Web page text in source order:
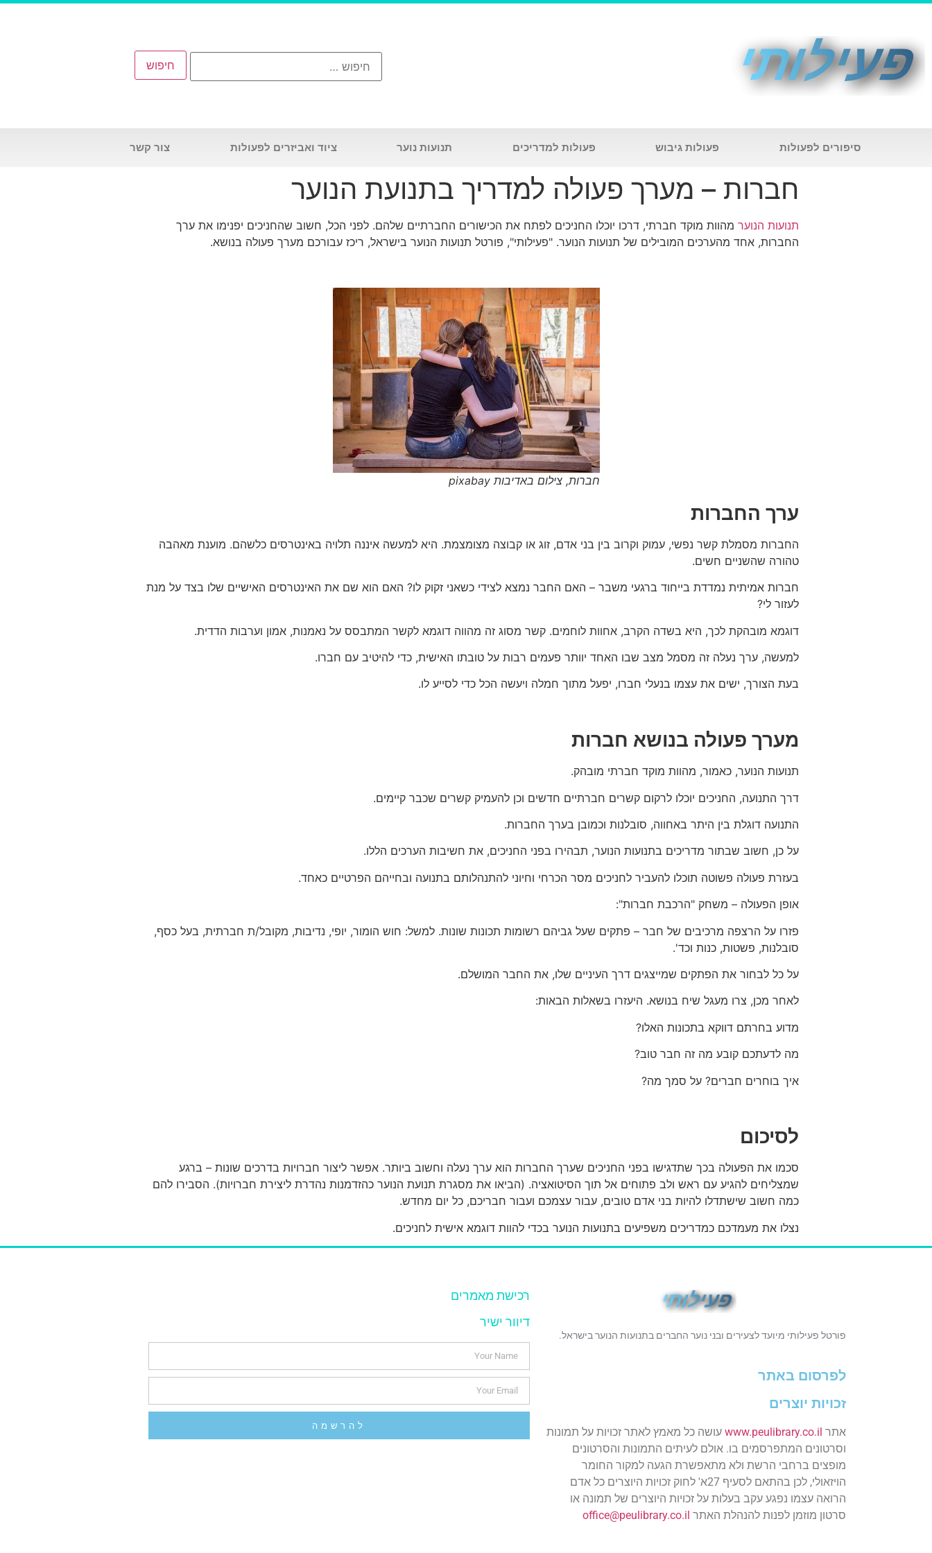
סיפורים לפעולות פעולות גיבוש פעולות למדריכים תנועות נוער ציוד ואביזרים לפעולות צור קשר
חברות – מערך פעולה למדריך בתנועת הנוער
תנועות הנוער מהוות מוקד חברתי, דרכו יוכלו החניכים לפתח את הכישורים החברתיים שלהם. לפני הכל, חשוב שהחניכים יפנימו את ערך
החברות, אחד מהערכים המובילים של תנועות הנוער. "פעילותי", פורטל תנועות הנוער בישראל, ריכז עבורכם מערך פעולה בנושא.
חברות, צילום באדיבות pixabay
ערך החברות
החברות מסמלת קשר נפשי, עמוק וקרוב בין בני אדם, זוג או קבוצה מצומצמת. היא למעשה איננה תלויה באינטרסים כלשהם. מוענת מאהבה
טהורה שהשניים חשים.
חברות אמיתית נמדדת בייחוד ברגעי משבר – האם החבר נמצא לצידי כשאני זקוק לו? האם הוא שם את האינטרסים האישיים שלו בצד על מנת
לעזור לי?
דוגמא מובהקת לכך, היא בשדה הקרב, אחוות לוחמים. קשר מסוג זה מהווה דוגמא לקשר המתבסס על נאמנות, אמון וערבות הדדית.
למעשה, ערך נעלה זה מסמל מצב שבו האחד יוותר פעמים רבות על טובתו האישית, כדי להיטיב עם חברו.
בעת הצורך, ישים את עצמו בנעלי חברו, יפעל מתוך חמלה ויעשה הכל כדי לסייע לו.
מערך פעולה בנושא חברות
תנועות הנוער, כאמור, מהוות מוקד חברתי מובהק.
דרך התנועה, החניכים יוכלו לרקום קשרים חברתיים חדשים וכן להעמיק קשרים שכבר קיימים.
התנועה דוגלת בין היתר באחווה, סובלנות וכמובן בערך החברות.
על כן, חשוב שבתור מדריכים בתנועות הנוער, תבהירו בפני החניכים, את חשיבות הערכים הללו.
בעזרת פעולה פשוטה תוכלו להעביר לחניכים מסר הכרחי וחיוני להתנהלותם בתנועה ובחייהם הפרטיים כאחד.
אופן הפעולה – משחק "הרכבת חברות":
פזרו על הרצפה מרכיבים של חבר – פתקים שעל גביהם רשומות תכונות שונות. למשל: חוש הומור, יופי, נדיבות, מקובל/ת חברתית, בעל כסף,
סובלנות, פשטות, כנות וכד'.
על כל לבחור את הפתקים שמייצגים דרך העיניים שלו, את החבר המושלם.
לאחר מכן, צרו מעגל שיח בנושא. היעזרו בשאלות הבאות:
מדוע בחרתם דווקא בתכונות האלו?
מה לדעתכם קובע מה זה חבר טוב?
איך בוחרים חברים? על סמך מה?
לסיכום
סכמו את הפעולה בכך שתדגישו בפני החניכים שערך החברות הוא ערך נעלה וחשוב ביותר. אפשר ליצור חברויות בדרכים שונות – ברגע
שמצליחים להגיע עם ראש ולב פתוחים אל תוך הסיטואציה. (הביאו את מסגרת תנועת הנוער כהזדמנות נהדרת ליצירת חברויות). הסבירו להם
כמה חשוב שישתדלו להיות בני אדם טובים, עבור עצמכם ועבור חבריכם, כל יום מחדש.
נצלו את מעמדכם כמדריכים משפיעים בתנועות הנוער בכדי להוות דוגמא אישית לחניכים.
פורטל פעילותי מיועד לצעירים ובני נוער החברים בתנועות הנוער בישראל.
לפרסום באתר
זכויות יוצרים
אתר www.peulibrary.co.il עושה כל מאמץ לאתר זכויות על תמונות
וסרטונים המתפרסמים בו. אולם לעיתים התמונות והסרטונים
מופצים ברחבי הרשת ולא מתאפשרת הגעה למקור החומר
הויזאולי, לכן בהתאם לסעיף 27א' לחוק זכויות היוצרים כל אדם
הרואה עצמו נפגע עקב בעלות על זכויות היוצרים של תמונה או
סרטון מוזמן לפנות להנהלת האתר
office@peulibrary.co.il
רכישת מאמרים
דיוור ישיר
להרשמה